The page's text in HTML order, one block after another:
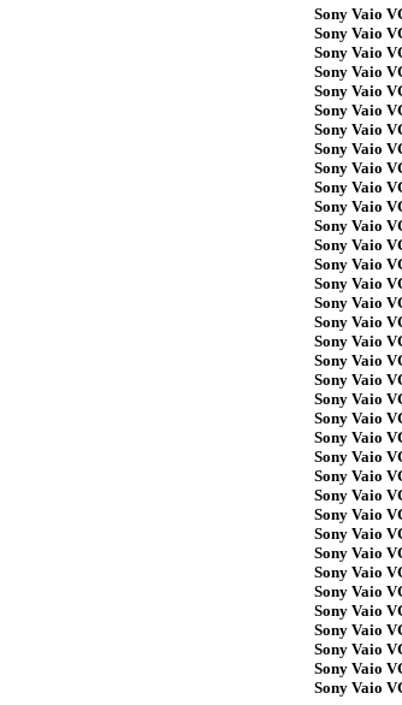
Sony Vaio
Sony Vaio
Sony Vaio
Sony Vaio
Sony Vaio
Sony Vaio
Sony Vaio
Sony Vaio
Sony Vaio
Sony Vaio
Sony Vaio
Sony Vaio
Sony Vaio
Sony Vaio
Sony Vaio
Sony Vaio
Sony Vaio
Sony Vaio
Sony Vaio
Sony Vaio
Sony Vaio
Sony Vaio
Sony Vaio
Sony Vaio
Sony Vaio
Sony Vaio
Sony Vaio
Sony Vaio
Sony Vaio
Sony Vaio
Sony Vaio
Sony Vaio
Sony Vaio
Sony Vaio
Sony Vaio
Sony Vaio